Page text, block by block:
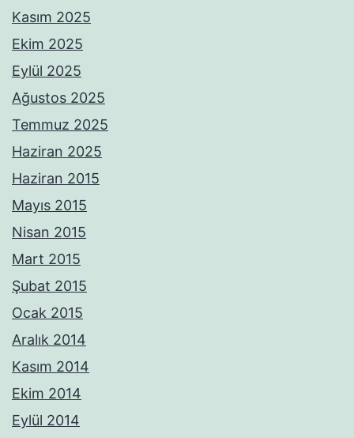
Kasım 2025
Ekim 2025
Eylül 2025
Ağustos 2025
Temmuz 2025
Haziran 2025
Haziran 2015
Mayıs 2015
Nisan 2015
Mart 2015
Şubat 2015
Ocak 2015
Aralık 2014
Kasım 2014
Ekim 2014
Eylül 2014